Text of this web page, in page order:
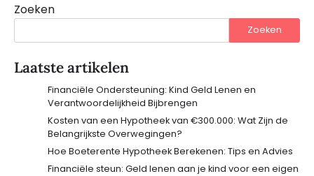
Zoeken
Zoeken
Laatste artikelen
Financiële Ondersteuning: Kind Geld Lenen en
Verantwoordelijkheid Bijbrengen
Kosten van een Hypotheek van €300.000: Wat Zijn de
Belangrijkste Overwegingen?
Hoe Boeterente Hypotheek Berekenen: Tips en Advies
Financiële steun: Geld lenen aan je kind voor een eigen